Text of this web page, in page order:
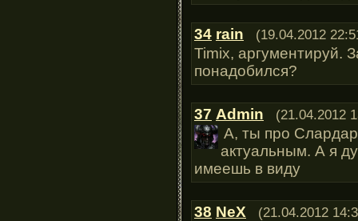
34 rain (19.04.2012
Timix, аргументируй.
понадобился?
37 Admin (21.04.2012
А, ты про
актуальным. А я
имеешь в виду
38 NeX (21.04.2012